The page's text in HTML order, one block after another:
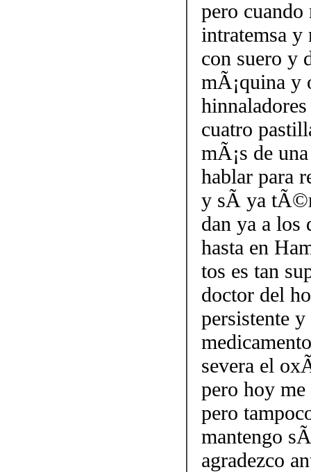
pero cuando
intratemsa y
con suero y
mÃ¡quina y
cuatro
mÃ¡s de
hablar para
y sÃ­ ya
dan ya a los
hasta en
tos es tan
doctor del
persistente
severa el
pero hoy me
pero
mantengo
agradezco